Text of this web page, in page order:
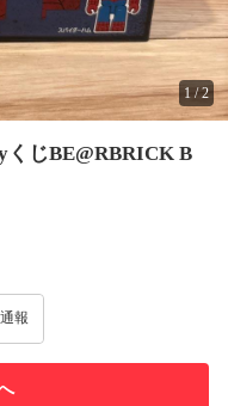
1/2
くじBE@RBRICK B
通報